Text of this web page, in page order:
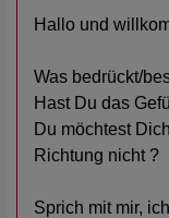
Hallo und
Was bedrückt/
Hast Du das
Du möchtest
Richtung nicht ?
Sprich mit mir,